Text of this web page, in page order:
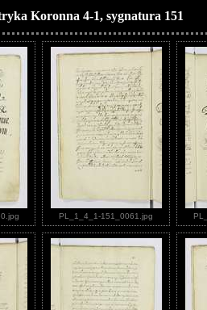
Koronna 4-1, sygnatura 151
PL_1_4_1-151_0061.jpg